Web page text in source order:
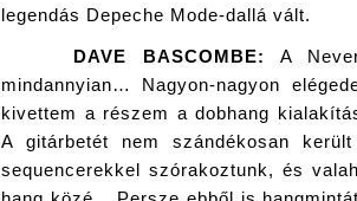
legendás Depeche Mode-dallá vált.
DAVE BASCOMBE:
A
mindannyian… Nagyon-nagyon
kivettem a részem a dobhang
A gitárbetét nem szándékosan
sequencerekkel szórakoztunk, és